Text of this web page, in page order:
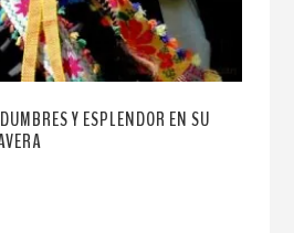
Y ESPLENDOR EN SU